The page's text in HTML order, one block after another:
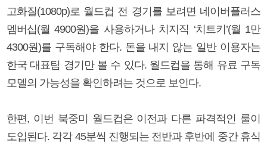
고화질(1080p)로 월드컵 전 경기를 보려면 네이버플러스
멤버십(월 4900원)을 사용하거나 치지직 ‘치트키’(월 1만
4300원)를 구독해야 한다. 돈을 내지 않는 일반 이용자는
한국 대표팀 경기만 볼 수 있다. 월드컵을 통해 유료 구독
모델의 가능성을 확인하려는 것으로 보인다.
한편, 이번 북중미 월드컵은 이전과 다른 파격적인 룰이
도입된다. 각각 45분씩 진행되는 전반과 후반에 중간 휴식